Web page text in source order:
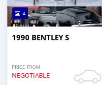
4
1990 BENTLEY S
PRICE FROM
NEGOTIABLE